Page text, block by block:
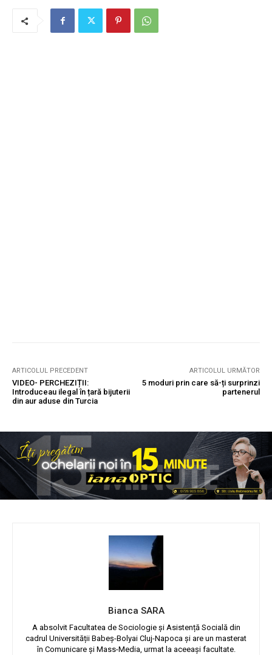
ARTICOLUL PRECEDENT
VIDEO- PERCHEZIȚII:
Introduceau ilegal în țară bijuterii
din aur aduse din Turcia
ARTICOLUL URMĂTOR
5 moduri prin care să-ți surprinzi
partenerul
Bianca SARA
A absolvit Facultatea de Sociologie și Asistență Socială din
cadrul Universității Babeș-Bolyai Cluj-Napoca și are un masterat
în Comunicare și Mass-Media, urmat la aceeași facultate.